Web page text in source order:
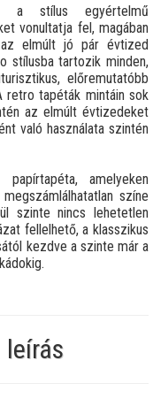
a stílus egyértelmű
vonultatja fel, magában
elmúlt jó pár évtized
stílusba tartozik minden,
előremutatóbb
retro tapéták mintáin sok
az elmúlt évtizedeket
való használata szintén
amelyeken
színe
szinte nincs lehetetlen
fellelhető, a klasszikus
kezdve a szinte már a
leírás